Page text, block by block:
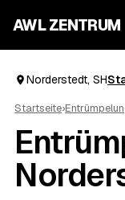
AWL ZENTRUM
Norderstedt, SH
Startseite›